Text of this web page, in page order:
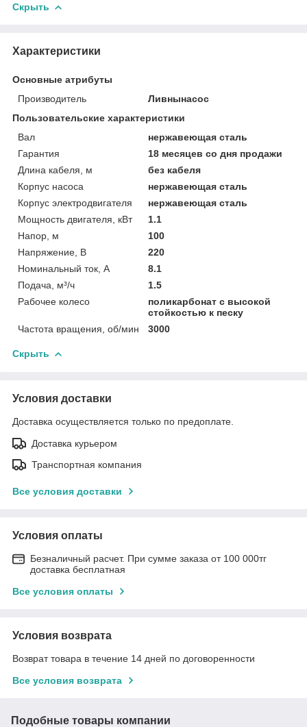
Скрыть
Характеристики
Основные атрибуты
Производитель
Ливнынасос
Пользовательские характеристики
Вал
нержавеющая сталь
Гарантия
18 месяцев со дня продажи
Длина кабеля, м
без кабеля
Корпус насоса
нержавеющая сталь
Корпус электродвигателя
нержавеющая сталь
Мощность двигателя, кВт
1.1
Напор, м
100
Напряжение, В
220
Номинальный ток, А
8.1
Подача, м³/ч
1.5
Рабочее колесо
поликарбонат с высокой
стойкостью к песку
Частота вращения, об/мин
3000
Скрыть
Условия доставки
Доставка осуществляется только по предоплате.
Доставка курьером
Транспортная компания
Все условия доставки
Условия оплаты
Безналичный расчет. При сумме заказа от 100 000тг
доставка бесплатная
Все условия оплаты
Условия возврата
Возврат товара в течение 14 дней по договоренности
Все условия возврата
Подобные товары компании